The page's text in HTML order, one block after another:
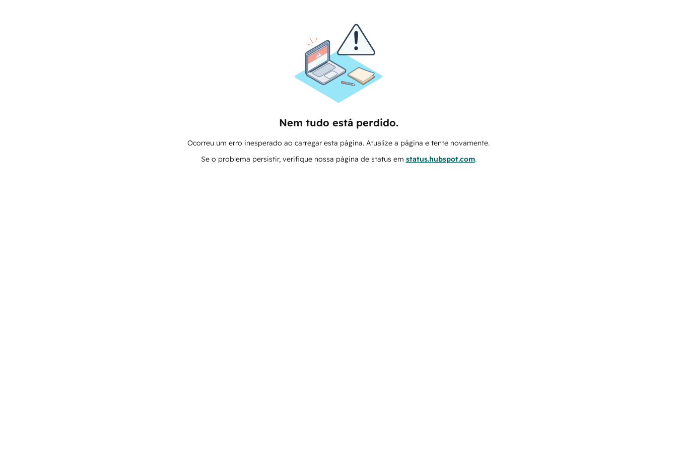
Nem tudo está perdido.
Ocorreu um erro inesperado ao carregar esta página. Atualize a página e tente novamente.
Se o problema persistir, verifique nossa página de status em status.hubspot.com.